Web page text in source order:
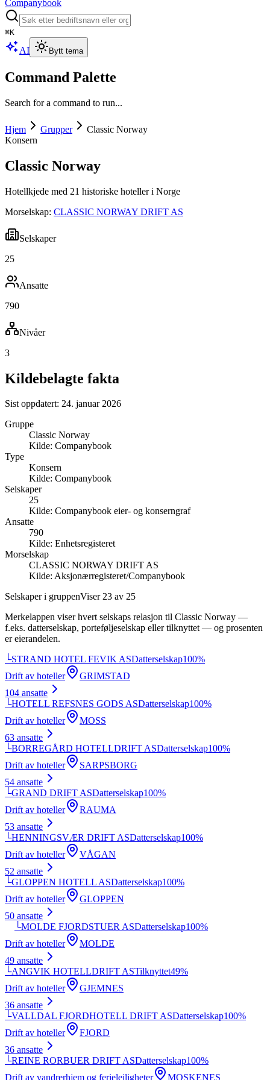
Companybook
⌘K
AI Bytt tema
Command Palette
Search for a command to run...
Hjem Grupper
Classic Norway
Konsern
Classic Norway
Hotellkjede med 21 historiske hoteller i Norge
Morselskap: CLASSIC NORWAY DRIFT AS
Selskaper
25
Ansatte
790
Nivåer
3
Kildebelagte fakta
Sist oppdatert: 24. januar 2026
Gruppe
Classic Norway
Kilde: Companybook
Type
Konsern
Kilde: Companybook
Selskaper
25
Kilde: Companybook eier- og konserngraf
Ansatte
790
Kilde: Enhetsregisteret
Morselskap
CLASSIC NORWAY DRIFT AS
Kilde: Aksjonærregisteret/Companybook
Selskaper i gruppenViser23 av 25
Merkelappen viser hvert selskaps relasjon til Classic Norway —
f.eks. datterselskap, porteføljeselskap eller tilknyttet — og prosenten
er eierandelen.
└STRAND HOTEL FEVIK ASDatterselskap100%
Drift av hoteller
GRIMSTAD
104 ansatte
└HOTELL REFSNES GODS ASDatterselskap100%
Drift av hoteller
MOSS
63 ansatte
└BORREGÅRD HOTELLDRIFT ASDatterselskap100%
Drift av hoteller
SARPSBORG
54 ansatte
└GRAND DRIFT ASDatterselskap100%
Drift av hoteller
RAUMA
53 ansatte
└HENNINGSVÆR DRIFT ASDatterselskap100%
Drift av hoteller
VÅGAN
52 ansatte
└GLOPPEN HOTELL ASDatterselskap100%
Drift av hoteller
GLOPPEN
50 ansatte
└MOLDE FJORDSTUER ASDatterselskap100%
Drift av hoteller
MOLDE
49 ansatte
└ANGVIK HOTELLDRIFT ASTilknyttet49%
Drift av hoteller
GJEMNES
36 ansatte
└VALLDAL FJORDHOTELL DRIFT ASDatterselskap100%
Drift av hoteller
FJORD
36 ansatte
└REINE RORBUER DRIFT ASDatterselskap100%
Drift av vandrerhjem og ferieleiligheter
MOSKENES